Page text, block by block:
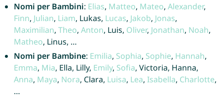
Nomi per Bambini: Elias, Matteo, Mateo, Alexander,
Finn, Julian, Liam, Lukas, Lucas, Jakob, Jonas,
Maximilian, Theo, Anton, Luis, Oliver, Jonathan, Noah,
Matheo, Linus, …
Nomi per Bambine: Emilia, Sophia, Sophie, Hannah,
Emma, Mia, Ella, Lilly, Emily, Sofia, Victoria, Hanna,
Anna, Maya, Nora, Clara, Luisa, Lea, Isabella, Charlotte,
…